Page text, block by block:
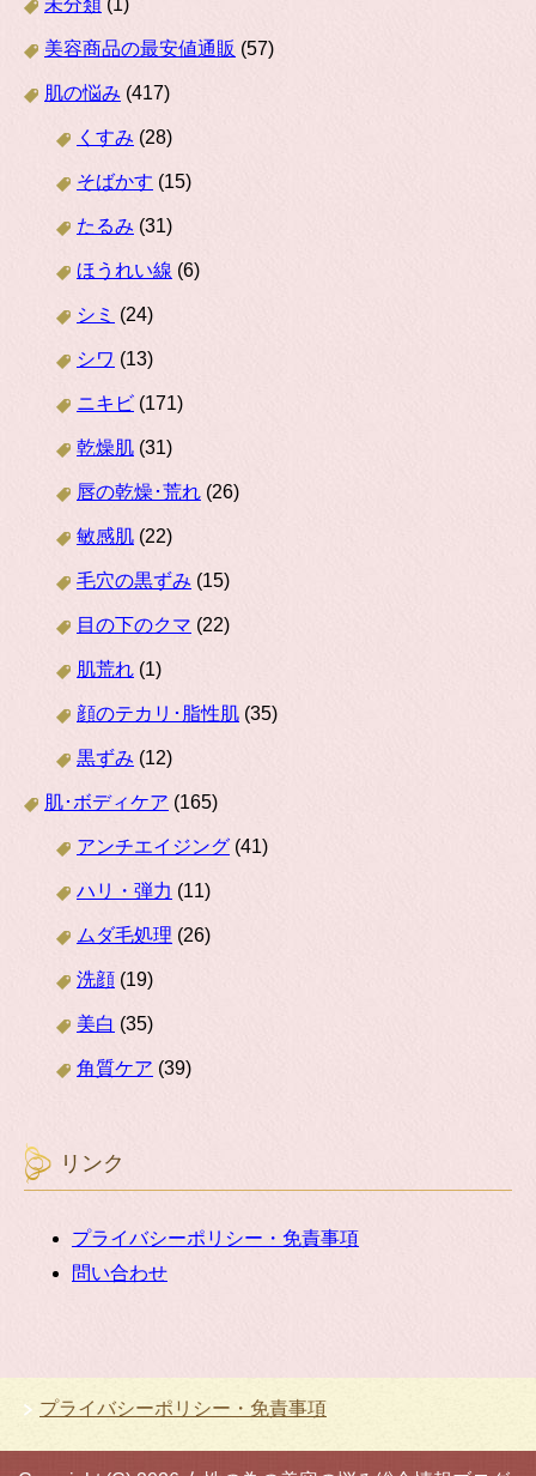
未分類 (1)
美容商品の最安値通販 (57)
肌の悩み (417)
くすみ (28)
そばかす (15)
たるみ (31)
ほうれい線 (6)
シミ (24)
シワ (13)
ニキビ (171)
乾燥肌 (31)
唇の乾燥･荒れ (26)
敏感肌 (22)
毛穴の黒ずみ (15)
目の下のクマ (22)
肌荒れ (1)
顔のテカリ･脂性肌 (35)
黒ずみ (12)
肌･ボディケア (165)
アンチエイジング (41)
ハリ・弾力 (11)
ムダ毛処理 (26)
洗顔 (19)
美白 (35)
角質ケア (39)
リンク
プライバシーポリシー・免責事項
問い合わせ
プライバシーポリシー・免責事項